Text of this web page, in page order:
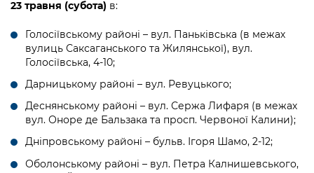
23 травня (субота) в:
Голосіївському районі – вул. Паньківська (в межах
вулиць Саксаганського та Жилянської), вул.
Голосіївська, 4-10;
Дарницькому районі – вул. Ревуцького;
Деснянському районі – вул. Сержа Лифаря (в межах
вул. Оноре де Бальзака та просп. Червоної Калини);
Дніпровському районі – бульв. Ігоря Шамо, 2-12;
Оболонському районі – вул. Петра Калнишевського,